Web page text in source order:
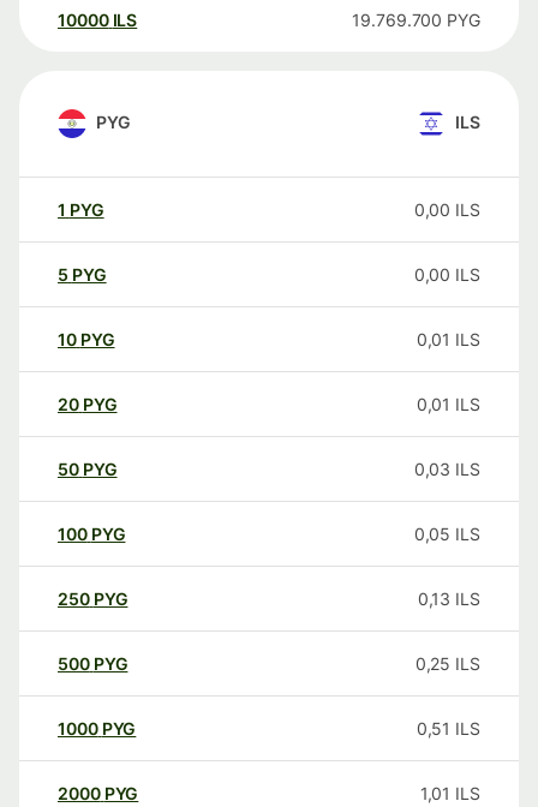
10000 ILS 19.769.700 PYG
PYG ILS
1 PYG 0,00 ILS
5 PYG 0,00 ILS
10 PYG 0,01 ILS
20 PYG 0,01 ILS
50 PYG 0,03 ILS
100 PYG 0,05 ILS
250 PYG 0,13 ILS
500 PYG 0,25 ILS
1000 PYG 0,51 ILS
2000 PYG 1,01 ILS